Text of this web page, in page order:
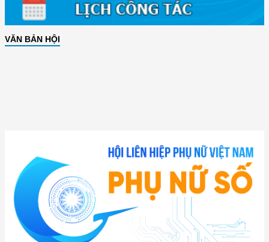
VĂN BẢN HỘI